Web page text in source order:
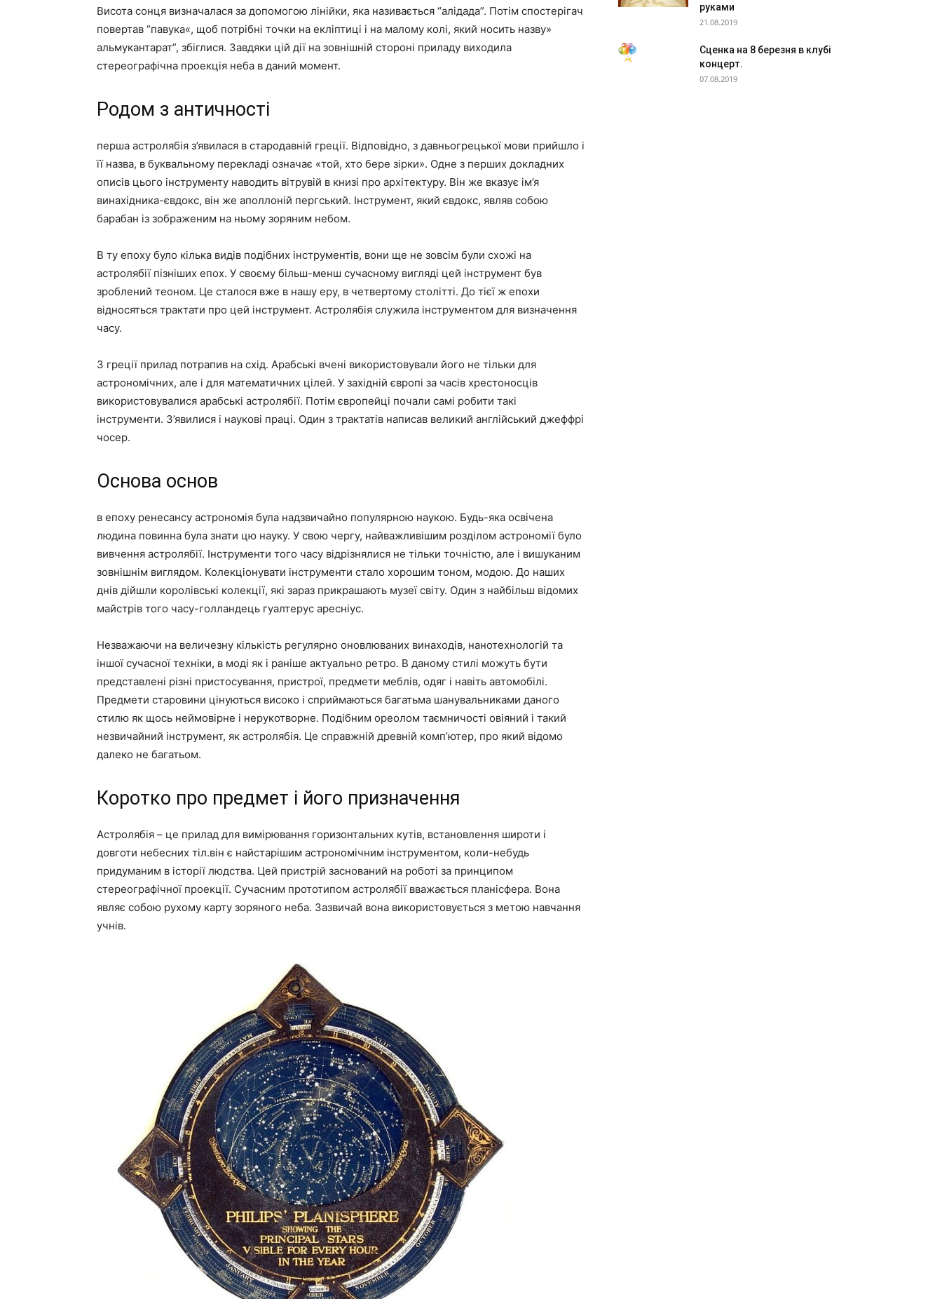
Висота сонця визначалася за допомогою лінійки, яка називається “алідада”. Потім спостерігач
повертав “павука«, щоб потрібні точки на екліптиці і на малому колі, який носить назву»
альмукантарат”, збіглися. Завдяки цій дії на зовнішній стороні приладу виходила
стереографічна проекція неба в даний момент.
Родом з античності
перша астролябія з’явилася в стародавній греції. Відповідно, з давньогрецької мови прийшло і
її назва, в буквальному перекладі означає «той, хто бере зірки». Одне з перших докладних
описів цього інструменту наводить вітрувій в книзі про архітектуру. Він же вказує ім’я
винахідника-євдокс, він же аполлоній пергський. Інструмент, який євдокс, являв собою
барабан із зображеним на ньому зоряним небом.
В ту епоху було кілька видів подібних інструментів, вони ще не зовсім були схожі на
астролябії пізніших епох. У своєму більш-менш сучасному вигляді цей інструмент був
зроблений теоном. Це сталося вже в нашу еру, в четвертому столітті. До тієї ж епохи
відносяться трактати про цей інструмент. Астролябія служила інструментом для визначення
часу.
З греції прилад потрапив на схід. Арабські вчені використовували його не тільки для
астрономічних, але і для математичних цілей. У західній європі за часів хрестоносців
використовувалися арабські астролябії. Потім європейці почали самі робити такі
інструменти. З’явилися і наукові праці. Один з трактатів написав великий англійський джеффрі
чосер.
Основа основ
в епоху ренесансу астрономія була надзвичайно популярною наукою. Будь-яка освічена
людина повинна була знати цю науку. У свою чергу, найважливішим розділом астрономії було
вивчення астролябії. Інструменти того часу відрізнялися не тільки точністю, але і вишуканим
зовнішнім виглядом. Колекціонувати інструменти стало хорошим тоном, модою. До наших
днів дійшли королівські колекції, які зараз прикрашають музеї світу. Один з найбільш відомих
майстрів того часу-голландець гуалтерус аресніус.
Незважаючи на величезну кількість регулярно оновлюваних винаходів, нанотехнологій та
іншої сучасної техніки, в моді як і раніше актуально ретро. В даному стилі можуть бути
представлені різні пристосування, пристрої, предмети меблів, одяг і навіть автомобілі.
Предмети старовини цінуються високо і сприймаються багатьма шанувальниками даного
стилю як щось неймовірне і нерукотворне. Подібним ореолом таємничості овіяний і такий
незвичайний інструмент, як астролябія. Це справжній древній комп’ютер, про який відомо
далеко не багатьом.
Коротко про предмет і його призначення
Астролябія – це прилад для вимірювання горизонтальних кутів, встановлення широти і
довготи небесних тіл.він є найстарішим астрономічним інструментом, коли-небудь
придуманим в історії людства. Цей пристрій заснований на роботі за принципом
стереографічної проекції. Сучасним прототипом астролябії вважається планісфера. Вона
являє собою рухому карту зоряного неба. Зазвичай вона використовується з метою навчання
учнів.
руками
21.08.2019
Сценка на 8 березня в клубі
концерт.
07.08.2019